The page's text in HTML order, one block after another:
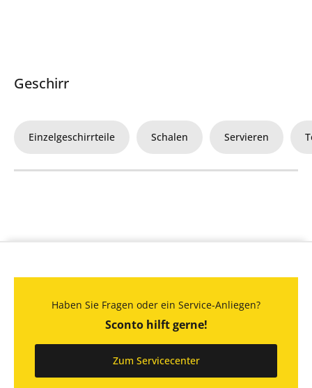
Geschirr
Einzelgeschirrteile Schalen Servieren
Haben Sie Fragen oder ein Service-Anliegen?
Sconto hilft gerne!
Zum Servicecenter